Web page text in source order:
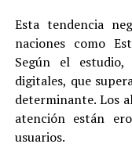
Esta tendencia
naciones como
Según el
digitales, que
determinante. Los
atención están
usuarios.